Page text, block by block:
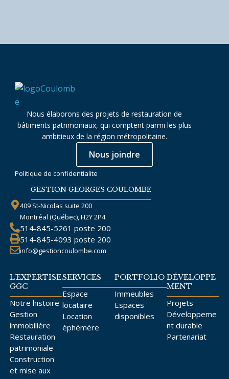
Nous élaborons des projets de restauration de
bâtiments patrimoniaux, qui comptent parmi les plus
ambitieux de la région métropolitaine.
Nous joindre
Politique de confidentialite
GESTION GEORGES COULOMBE
409 St-Nicolas suite 200
Montréal (Québec), H2Y 2P4
514-845-5261 poste 200
514-845-4093 poste 200
info@gestioncoulombe.com
L’EXPERTISE
GGC
Notre histoire
Gestion
immobilière
Restauration
patrimoniale
Construction
et mise aux
SERVICES
Espace
locataire
Location
éphémère
PORTFOLIO
Immeubles
Espaces
disponibles
DÉVELOPPE
MENT
Projets
Développeme
nt durable
Partenariat